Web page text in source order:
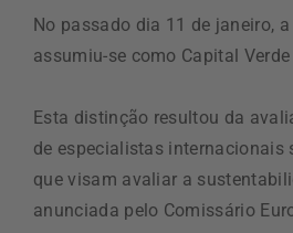
No passado dia 11 de janeiro,
assumiu-se como Capital
Esta distinção resultou da
de especialistas internacionais
que visam avaliar a
anunciada pelo Comissário